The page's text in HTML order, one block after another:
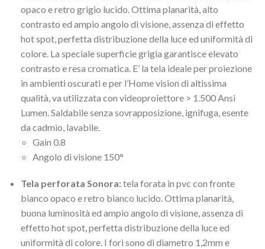
opaco e retro grigio lucido. Ottima planarità, alto
contrasto ed ampio angolo di visione, assenza di effetto
hot spot, perfetta distribuzione della luce ed uniformità di
colore. La speciale superficie grigia garantisce elevato
contrasto e resa cromatica. E’ la tela ideale per proiezione
in ambienti oscurati e per l’Home vision di altissima
qualità, va utilizzata con videoproiettore > 1.500 Ansi
Lumen. Saldabile senza sovrapposizione, ignifuga, esente
da cadmio, lavabile.
Gain 0.8
Angolo di visione 150°
Tela perforata Sonora:tela forata in pvc con fronte
bianco opaco e retro bianco lucido. Ottima planarità,
buona luminosità ed ampio angolo di visione, assenza di
effetto hot spot, perfetta distribuzione della luce ed
uniformità di colore. I fori sono di diametro 1,2mm e